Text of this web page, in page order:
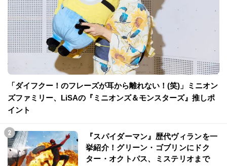
「ダイフクー！のフレーズが耳から離れない！(笑)」ミニオン
ズファミリー、LiSAの『ミニオンズ＆モンスターズ』推しポ
イント
『スパイダーマン』歴代ヴィランを一
挙紹介！グリーン・ゴブリンにドク
ター・オクトパス、ミステリオまで